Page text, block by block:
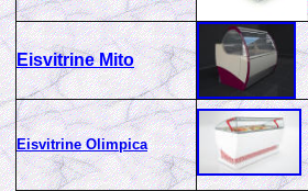
Eisvitrine Mito
Eisvitrine Olimpica